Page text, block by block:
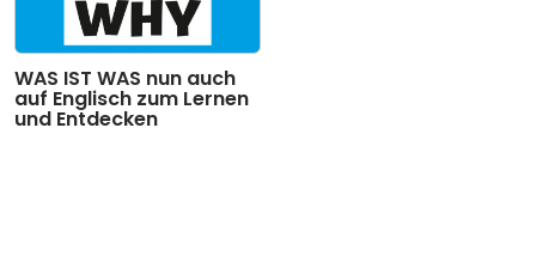
WAS IST WAS nun auch
auf Englisch zum Lernen
und Entdecken